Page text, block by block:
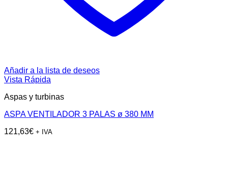
Añadir a la lista de deseos
Vista Rápida
Aspas y turbinas
ASPA VENTILADOR 3 PALAS ø 380 MM
121,63€ + IVA